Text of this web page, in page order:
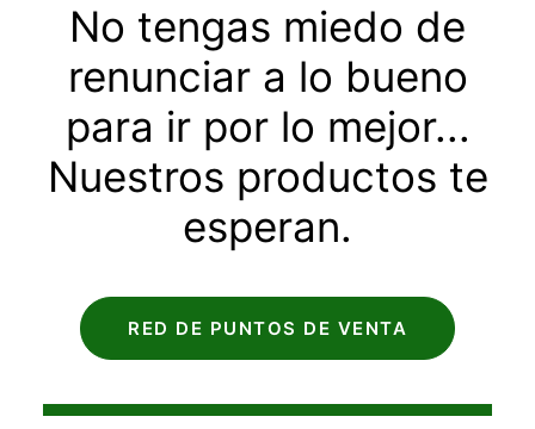
No tengas miedo de
renunciar a lo bueno
para ir por lo mejor...
Nuestros productos te
esperan.
RED DE PUNTOS DE VENTA